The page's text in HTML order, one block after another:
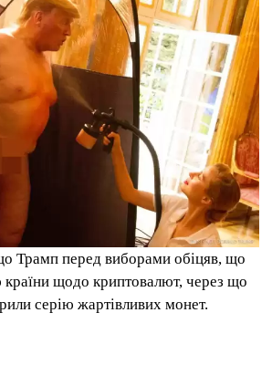
Трамп перед виборами обіцяв, що
країни щодо криптовалют, через що
серію жартівливих монет.